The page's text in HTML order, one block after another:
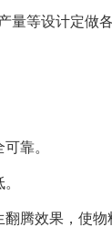
等设计定做
靠。
效果，使物